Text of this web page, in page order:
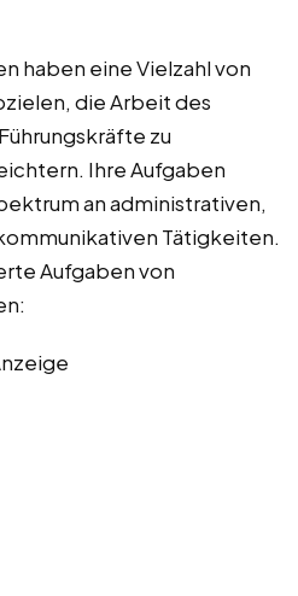
haben eine Vielzahl von
die Arbeit des
zu
Ihre Aufgaben
an administrativen,
Tätigkeiten.
Aufgaben von